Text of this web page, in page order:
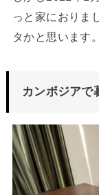
っと家におりま
タかと思います。
カンボジアで